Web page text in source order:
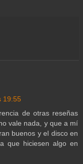
19:55
de otras reseñas
vale nada, y que a mí
buenos y el disco en
que hiciesen algo en